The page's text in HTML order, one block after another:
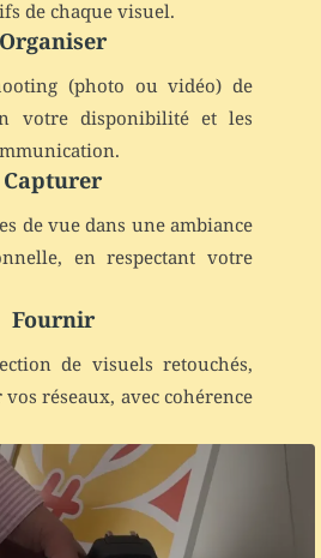
de chaque visuel.
Organiser
(photo ou vidéo) de
votre disponibilité et les
Capturer
de vue dans une ambiance
en respectant votre
Fournir
de visuels retouchés,
réseaux, avec cohérence